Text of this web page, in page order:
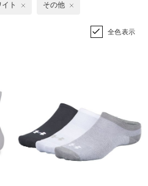
ト その他
全色表示